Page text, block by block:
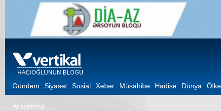
Gündəm Siyasət Sosial Xəbər Müsahibə Hadisə Dünya Ölkə
Araşdırma